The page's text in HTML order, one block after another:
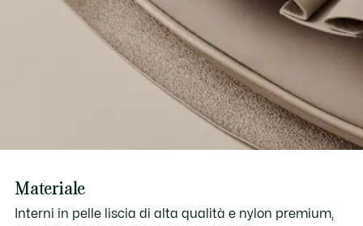
Materiale
Interni in pelle liscia di alta qualità e nylon premium,